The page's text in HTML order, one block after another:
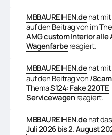
MBBAUREIHEN.dehat mit
auf den Beitrag vonim
AMG custom Interior alle
Wagenfarbereagiert.
MBBAUREIHEN.dehat mit
auf den Beitrag von/
ThemaS124: Fake 220TE
Servicewagenreagiert.
MBBAUREIHEN.dehat
Juli 2026 bis 2. August